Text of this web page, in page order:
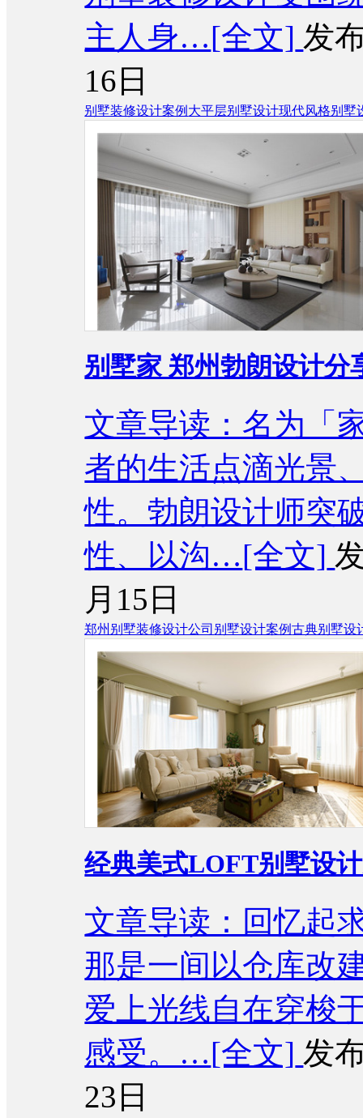
主人身…[全文] 发
16日
别墅装修设计案例 大平层别墅设计现代风格别墅
别墅家 郑州勃朗设计分
文章导读：名为「
者的生活点滴光景
性。勃朗设计师突
性、以沟…[全文]
月15日
郑州别墅装修设计公司 别墅设计案例古典别墅设
经典美式LOFT别墅设
文章导读：回忆起
那是一间以仓库改
爱上光线自在穿梭
感受。…[全文] 发
23日